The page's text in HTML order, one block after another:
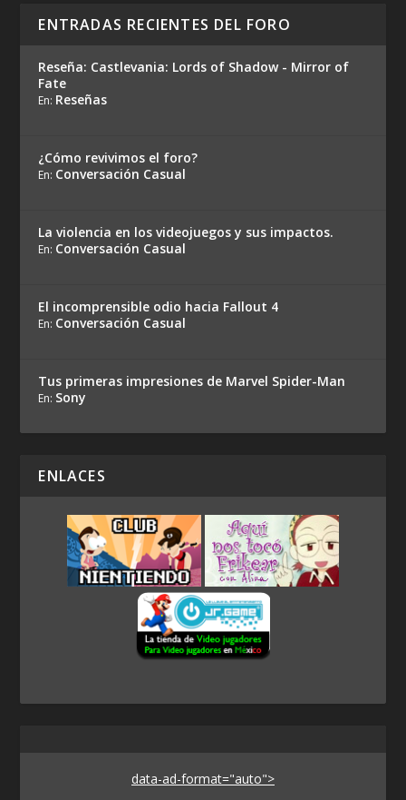
ENTRADAS RECIENTES DEL FORO
Reseña: Castlevania: Lords of Shadow - Mirror of
Fate
En: Reseñas
¿Cómo revivimos el foro?
En: Conversación Casual
La violencia en los videojuegos y sus impactos.
En: Conversación Casual
El incomprensible odio hacia Fallout 4
En: Conversación Casual
Tus primeras impresiones de Marvel Spider-Man
En: Sony
ENLACES
data-ad-format="auto">